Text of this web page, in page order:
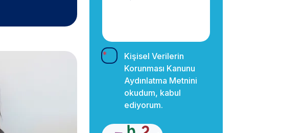
Kişisel Verilerin
Korunması Kanunu
Aydınlatma Metnini
okudum, kabul
ediyorum.